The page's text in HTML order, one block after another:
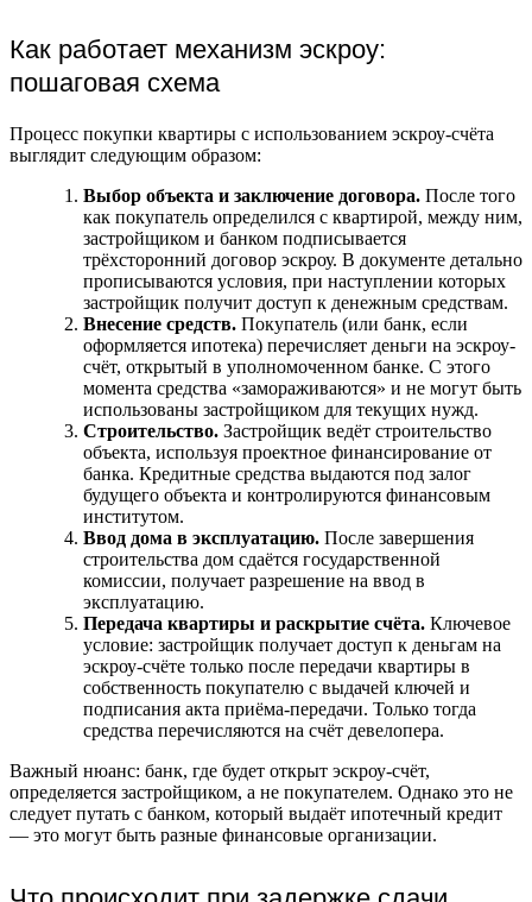
Как работает механизм эскроу:
пошаговая схема
Процесс покупки квартиры с использованием эскроу-счёта
выглядит следующим образом:
Выбор объекта и заключение договора. После того
как покупатель определился с квартирой, между ним,
застройщиком и банком подписывается
трёхсторонний договор эскроу. В документе детально
прописываются условия, при наступлении которых
застройщик получит доступ к денежным средствам.
Внесение средств. Покупатель (или банк, если
оформляется ипотека) перечисляет деньги на эскроу-
счёт, открытый в уполномоченном банке. С этого
момента средства «замораживаются» и не могут быть
использованы застройщиком для текущих нужд.
Строительство. Застройщик ведёт строительство
объекта, используя проектное финансирование от
банка. Кредитные средства выдаются под залог
будущего объекта и контролируются финансовым
институтом.
Ввод дома в эксплуатацию. После завершения
строительства дом сдаётся государственной
комиссии, получает разрешение на ввод в
эксплуатацию.
Передача квартиры и раскрытие счёта. Ключевое
условие: застройщик получает доступ к деньгам на
эскроу-счёте только после передачи квартиры в
собственность покупателю с выдачей ключей и
подписания акта приёма-передачи. Только тогда
средства перечисляются на счёт девелопера.
Важный нюанс: банк, где будет открыт эскроу-счёт,
определяется застройщиком, а не покупателем. Однако это не
следует путать с банком, который выдаёт ипотечный кредит
— это могут быть разные финансовые организации.